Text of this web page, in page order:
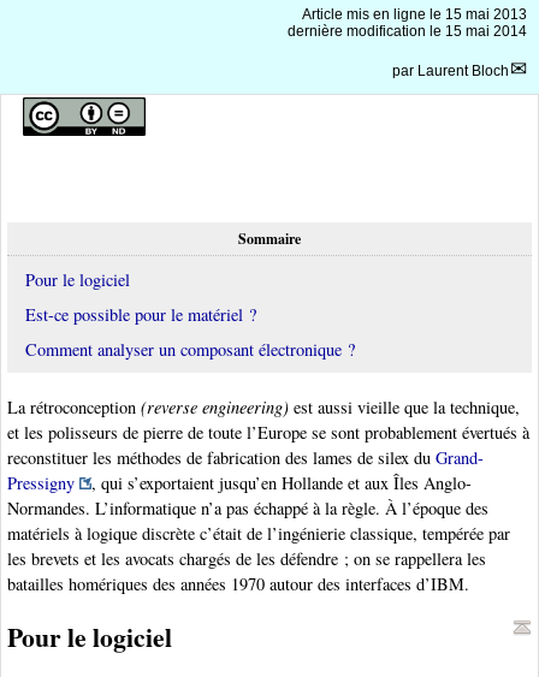
Article mis en ligne le 15 mai 2013
dernière modification le 15 mai 2014
par Laurent Bloch
Sommaire
Pour le logiciel
Est-ce possible pour le matériel ?
Comment analyser un composant électronique ?
La rétroconception (reverse engineering) est aussi vieille que la technique,
et les polisseurs de pierre de toute l’Europe se sont probablement évertués à
reconstituer les méthodes de fabrication des lames de silex du Grand-
Pressigny
, qui s’exportaient jusqu’en Hollande et aux Îles Anglo-
Normandes. L’informatique n’a pas échappé à la règle. À l’époque des
matériels à logique discrète c’était de l’ingénierie classique, tempérée par
les brevets et les avocats chargés de les défendre ; on se rappellera les
batailles homériques des années 1970 autour des interfaces d’IBM.
Pour le logiciel